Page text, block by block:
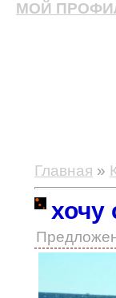
МОЙ
Главная »
хочу